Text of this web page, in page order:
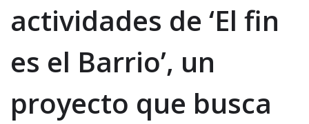
actividades de ‘El fin
es el Barrio’, un
proyecto que busca